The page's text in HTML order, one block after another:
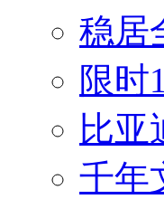
稳居
限时
比亚
千年